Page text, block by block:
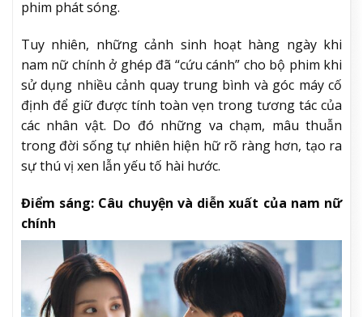
phim phát sóng.
Tuy nhiên, những cảnh sinh hoạt hàng ngày khi
nam nữ chính ở ghép đã “cứu cánh” cho bộ phim khi
sử dụng nhiều cảnh quay trung bình và góc máy cố
định để giữ được tính toàn vẹn trong tương tác của
các nhân vật. Do đó những va chạm, mâu thuẫn
trong đời sống tự nhiên hiện hữ rõ ràng hơn, tạo ra
sự thú vị xen lẫn yếu tố hài hước.
Điểm sáng: Câu chuyện và diễn xuất của nam nữ
chính